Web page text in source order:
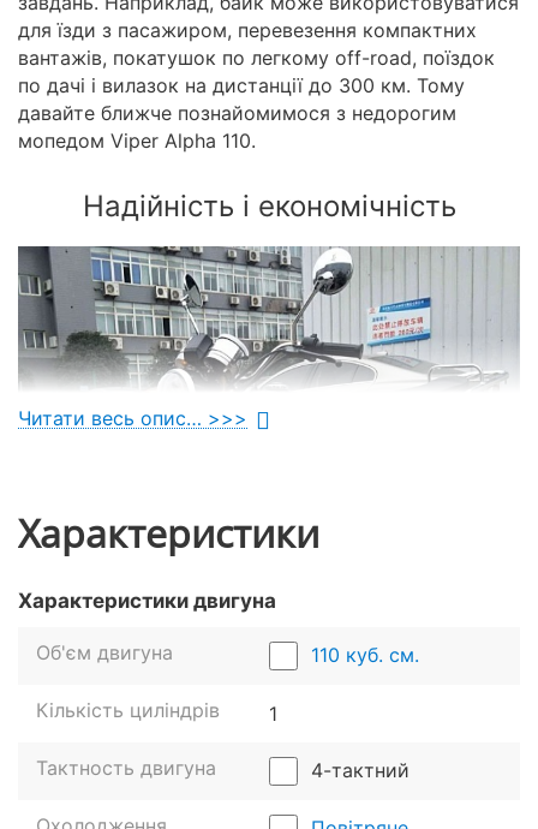
для їзди з пасажиром, перевезення компактних
вантажів, покатушок по легкому off-road, поїздок
по дачі і вилазок на дистанції до 300 км. Тому
давайте ближче познайомимося з недорогим
мопедом Viper Alpha 110.
Надійність і економічність
Техніка компанії Вайпер славиться своєю
Читати весь опис… >>>
Характеристики
Характеристики двигуна
Об'єм двигуна 110 куб. см.
Кількість циліндрів 1
Тактность двигуна 4-тактний